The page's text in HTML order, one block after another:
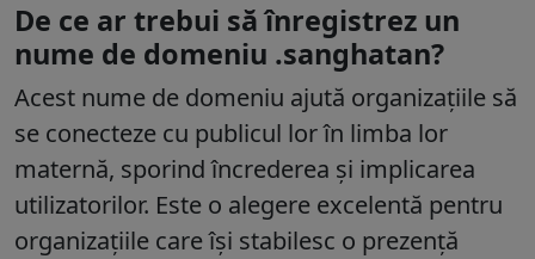
De ce ar trebui să înregistrez un
nume de domeniu .sanghatan?
Acest nume de domeniu ajută organizațiile să
se conecteze cu publicul lor în limba lor
maternă, sporind încrederea și implicarea
utilizatorilor. Este o alegere excelentă pentru
organizațiile care își stabilesc o prezență